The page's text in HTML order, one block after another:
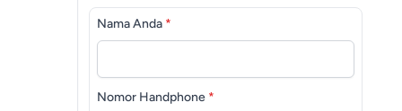
Nama Anda *
Nomor Handphone *